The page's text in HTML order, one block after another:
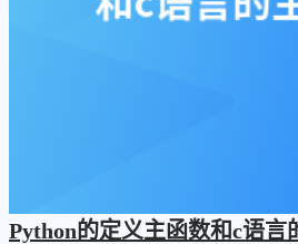
Python的定义主函数和c语言